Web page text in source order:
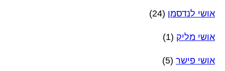
אושי לנדסמן (24)
אושי מליק (1)
אושי פישר (5)